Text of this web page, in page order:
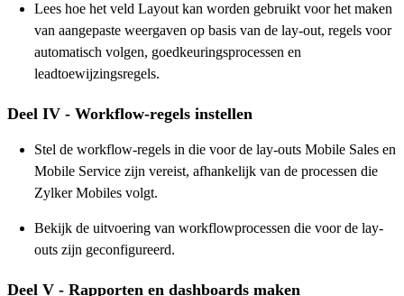
Lees hoe het veld Layout kan worden gebruikt voor het maken
van aangepaste weergaven op basis van de lay-out, regels voor
automatisch volgen, goedkeuringsprocessen en
leadtoewijzingsregels.
Deel IV - Workflow-regels instellen
Stel de workflow-regels in die voor de lay-outs Mobile Sales en
Mobile Service zijn vereist, afhankelijk van de processen die
Zylker Mobiles volgt.
Bekijk de uitvoering van workflowprocessen die voor de lay-
outs zijn geconfigureerd.
Deel V - Rapporten en dashboards maken